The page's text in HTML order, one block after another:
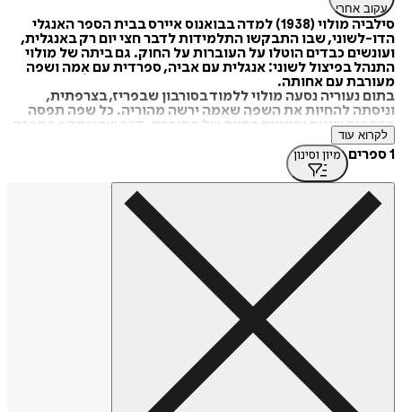
עקוב אחרי
סילביה מולוי (1938) למדה בבואנוס איירס בבית הספר האנגלי
הדו-לשוני, שבו התבקשו התלמידות לדבר חצי יום רק באנגלית,
ועונשים כבדים הוטלו על העוברות על החוק. גם ביתה של מולוי
התנהל בפיצול לשוני: אנגלית עם אביה, ספרדית עם אִמה ושפה
מעורבת עם אחותה.
בתום נעוריה נסעה מולוי ללמוד בסורבון שבפריז, בצרפתית,
וניסתה להחיות את השפה שאִמה ירשה מהוריה. כל שפה תפסה
מרחבים שונים וחיוניים בחייה של הסופרת, דבר שמשתקף בספרה
קסמה של הפרוזה שלה: לכתוב בתרגום, לשמוע הדים של שפות
אחרות. והשפה, תמיד, בסימן שאלה, או כדמות ספרותית מרכזית.
יותר מארבעים שנה התגוררה מולוי בארצות-הברית, ושם למדה
ולימדה באוניברסיטאות פרינסטון, ייל וכן באוניברסיטת ניו יורק,
שבה ייסדה תוכנית MFA בכתיבה יוצרת בספרדית.
מולוי עסקה שנים רבות בחקר כתיבה אוטוביוגרפית, והיתה סופרת
חלוצית בעיסוק בנושא האהבה בין נשים, למשל בספריה "בקרוב,
שונות, שבהן היא עוסקת בנושאי גיוון מיני, ובפרט בנושא
ההומוסקסואליות בספרות הלטינו-אמריקאית. "גוף ראשון שני"
הוא ספרה הראשון של סילביה מולוי שיוצא לאור בתרגום עברי.
לקרוא עוד
1 ספרים מיון וסינון